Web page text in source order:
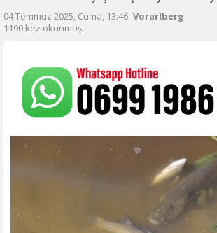
04 Temmuz 2025, Cuma, 13:46 -Vorarlberg
1190 kez okunmuş.